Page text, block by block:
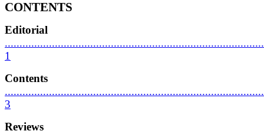
CONTENTS
Editorial
1
Contents
3
Reviews